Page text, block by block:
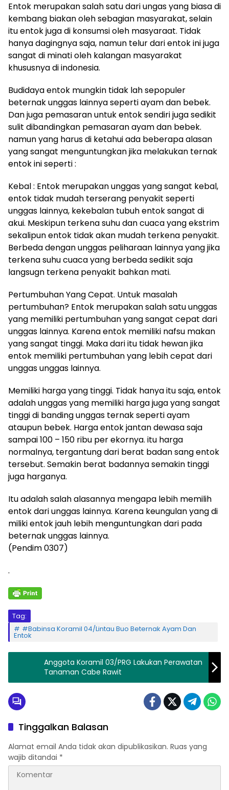
Entok merupakan salah satu dari ungas yang biasa di
kembang biakan oleh sebagian masyarakat, selain
itu entok juga di konsumsi oleh masyaraat. Tidak
hanya dagingnya saja, namun telur dari entok ini juga
sangat di minati oleh kalangan masyarakat
khususnya di indonesia.
Budidaya entok mungkin tidak lah sepopuler
beternak unggas lainnya seperti ayam dan bebek.
Dan juga pemasaran untuk entok sendiri juga sedikit
sulit dibandingkan pemasaran ayam dan bebek.
namun yang harus di ketahui ada beberapa alasan
yang sangat menguntungkan jika melakukan ternak
entok ini seperti :
Kebal : Entok merupakan unggas yang sangat kebal,
entok tidak mudah terserang penyakit seperti
unggas lainnya, kekebalan tubuh entok sangat di
akui. Meskipun terkena suhu dan cuaca yang ekstrim
sekalipun entok tidak akan mudah terkena penyakit.
Berbeda dengan unggas peliharaan lainnya yang jika
terkena suhu cuaca yang berbeda sedikit saja
langsugn terkena penyakit bahkan mati.
Pertumbuhan Yang Cepat. Untuk masalah
pertumbuhan? Entok merupakan salah satu unggas
yang memiliki pertumbuhan yang sangat cepat dari
unggas lainnya. Karena entok memiliki nafsu makan
yang sangat tinggi. Maka dari itu tidak hewan jika
entok memiliki pertumbuhan yang lebih cepat dari
unggas unggas lainnya.
Memiliki harga yang tinggi. Tidak hanya itu saja, entok
adalah unggas yang memiliki harga juga yang sangat
tinggi di banding unggas ternak seperti ayam
ataupun bebek. Harga entok jantan dewasa saja
sampai 100 – 150 ribu per ekornya. itu harga
normalnya, tergantung dari berat badan sang entok
tersebut. Semakin berat badannya semakin tinggi
juga harganya.
Itu adalah salah alasannya mengapa lebih memilih
entok dari unggas lainnya. Karena keungulan yang di
miliki entok jauh lebih menguntungkan dari pada
beternak unggas lainnya.
(Pendim 0307)
.
Tag:
#Babinsa Koramil 04/Lintau Buo Beternak Ayam Dan
Entok
Anggota Koramil 03/PRG Lakukan Perawatan
Tanaman Cabe Rawit
Tinggalkan Balasan
Alamat email Anda tidak akan dipublikasikan. Ruas yang
wajib ditandai *